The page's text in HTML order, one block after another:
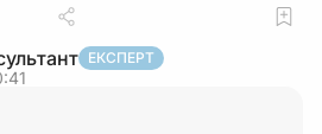
ЕКСПЕРТ